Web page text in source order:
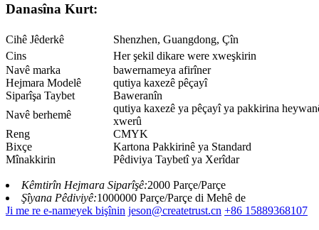
Danasîna Kurt:
Cihê Jêderkê
Shenzhen, Guangdong, Çîn
Cins
Her şekil dikare were xweşkirin
Navê marka
bawernameya afirîner
Hejmara Modelê
qutiya kaxezê pêçayî
Siparîşa Taybet
Baweranîn
Navê berhemê
qutiya kaxezê ya pêçayî ya pakkirina
xwerû
Reng
CMYK
Bixçe
Kartona Pakkirinê ya Standard
Mînakkirin
Pêdiviya Taybetî ya Xerîdar
Kêmtirîn Hejmara Siparîşê:2000 Parçe/Parçe
Şîyana Pêdiviyê:1000000 Parçe/Parçe di Mehê de
Ji me re e-nameyek bişînin jeson@createtrust.cn +86 15889368107